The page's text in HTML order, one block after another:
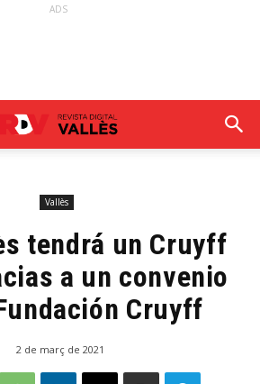
ADS
Vallès
tendrá un Cruyff
a un convenio
Cruyff
2 de març de 2021